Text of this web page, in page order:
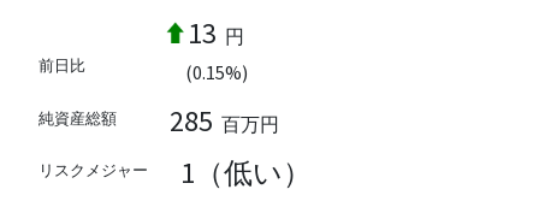
前日比
13 円
(0.15%)
純資産総額 285 百万円
リスクメジャー 1（低い）